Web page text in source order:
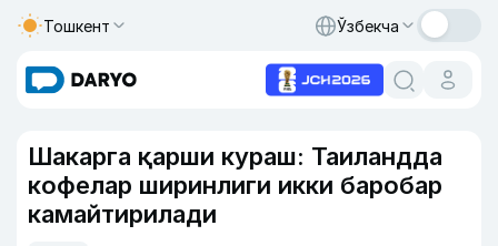
Тошкент Ўзбекча
Шакарга қарши кураш: Таиландда
кофелар ширинлиги икки баробар
камайтирилади